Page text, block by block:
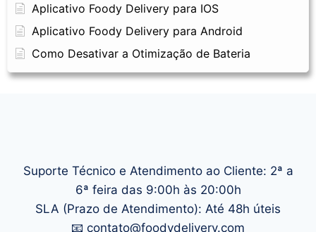
Aplicativo Foody Delivery para IOS
Aplicativo Foody Delivery para Android
Como Desativar a Otimização de Bateria
Suporte Técnico e Atendimento ao Cliente: 2ª a
6ª feira das 9:00h às 20:00h
SLA (Prazo de Atendimento): Até 48h úteis
📧 contato@foodydelivery.com